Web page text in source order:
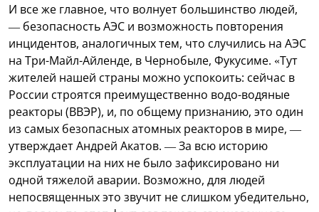
И все же главное, что волнует большинство людей,
— безопасность АЭС и возможность повторения
инцидентов, аналогичных тем, что случились на АЭС
на Три-Майл-Айленде, в Чернобыле, Фукусиме. «Тут
жителей нашей страны можно успокоить: сейчас в
России строятся преимущественно водо-водяные
реакторы (ВВЭР), и, по общему признанию, это один
из самых безопасных атомных реакторов в мире, —
утверждает Андрей Акатов. — За всю историю
эксплуатации на них не было зафиксировано ни
одной тяжелой аварии. Возможно, для людей
непосвященных это звучит не слишком убедительно,